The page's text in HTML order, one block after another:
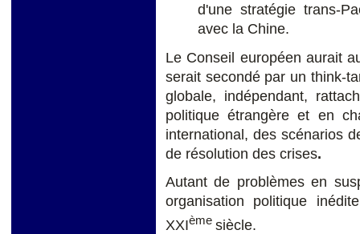
d'une stratégie trans-
avec la Chine.
Le Conseil européen aurait
serait secondé par un think-
globale, indépendant,
politique étrangère et en
international, des scénarios
de résolution des crises.
Autant de problèmes en
organisation politique
XXIème siècle.